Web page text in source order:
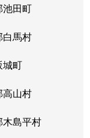
池田町
白馬村
城町
高山村
島平村